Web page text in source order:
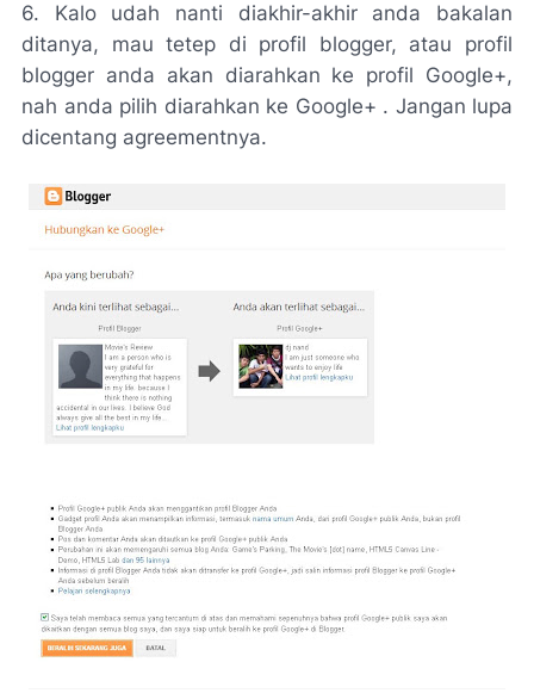
6. Kalo udah nanti diakhir-akhir anda bakalan
ditanya, mau tetep di profil blogger, atau profil
blogger anda akan diarahkan ke profil Google+,
nah anda pilih diarahkan ke Google+ . Jangan lupa
dicentang agreementnya.